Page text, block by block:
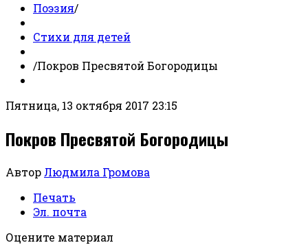
Поэзия/
Стихи для детей
/Покров Пресвятой Богородицы
Пятница, 13 октября 2017 23:15
Покров Пресвятой Богородицы
Автор Людмила Громова
Печать
Эл. почта
Оцените материал